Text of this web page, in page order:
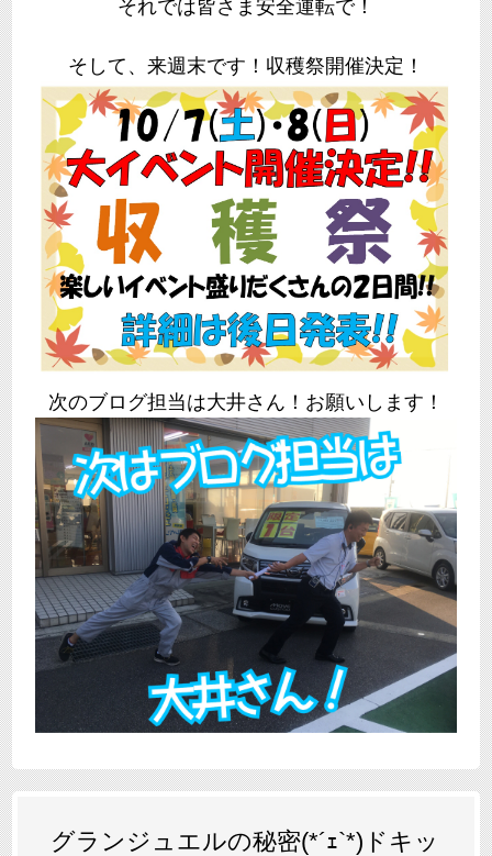
それでは皆さま安全運転で！
そして、来週末です！収穫祭開催決定！
次のブログ担当は大井さん！お願いします！
グランジュエルの秘密(*´ｪ`*)ドキッ